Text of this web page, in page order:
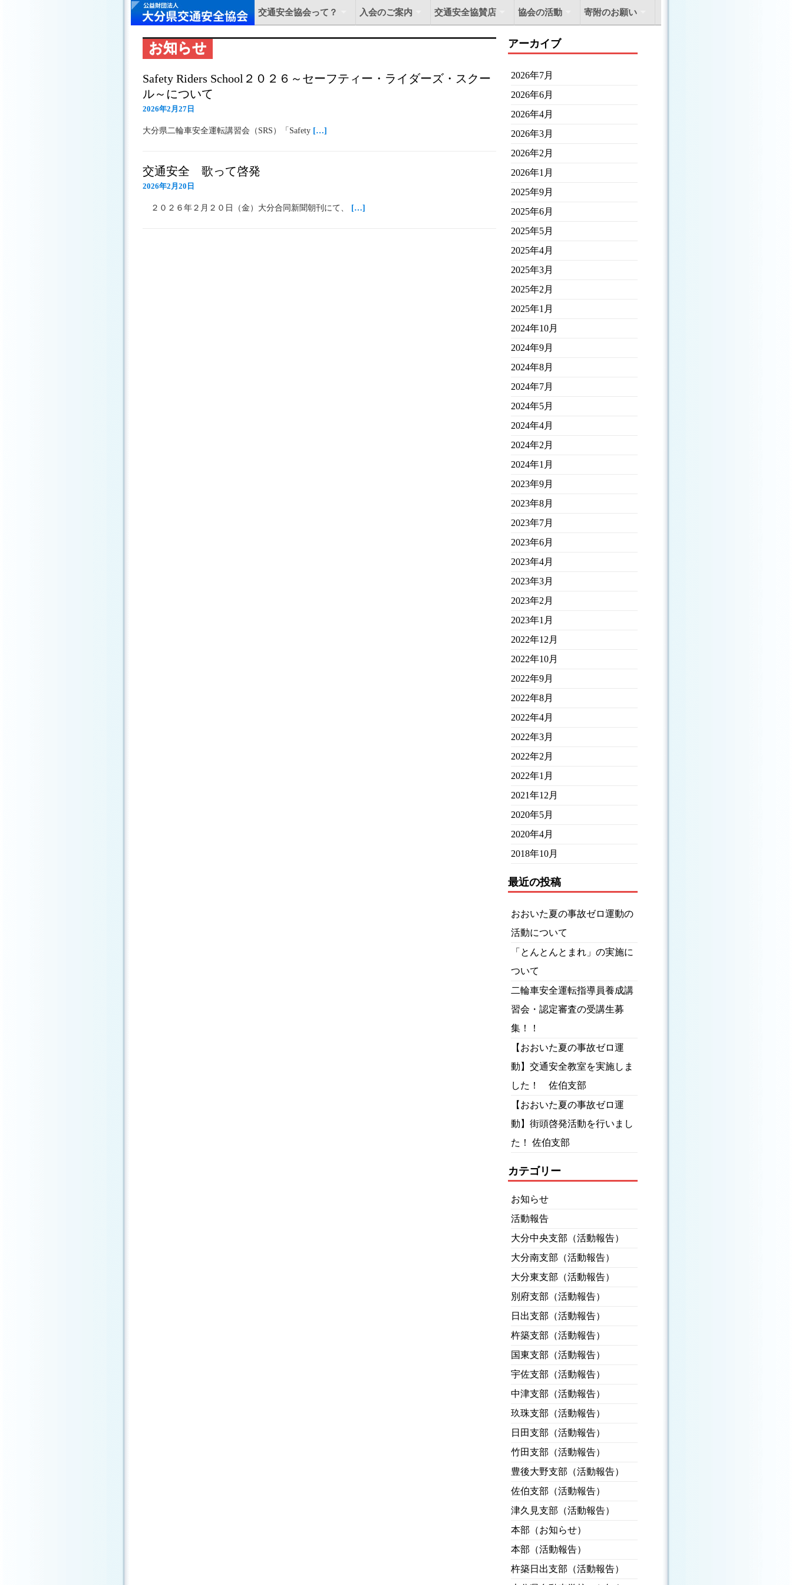
交通安全協会って？ 入会のご案内 交通安全協賛店 協会の活動 寄附のお願い
お知らせ
Safety Riders School２０２６～セーフティー・ライダーズ・スクー
ル～について
2026年2月27日
大分県二輪車安全運転講習会（SRS）「Safety […]
交通安全 歌って啓発
2026年2月20日
２０２６年２月２０日（金）大分合同新聞朝刊にて、 […]
アーカイブ
2026年7月
2026年6月
2026年4月
2026年3月
2026年2月
2026年1月
2025年9月
2025年6月
2025年5月
2025年4月
2025年3月
2025年2月
2025年1月
2024年10月
2024年9月
2024年8月
2024年7月
2024年5月
2024年4月
2024年2月
2024年1月
2023年9月
2023年8月
2023年7月
2023年6月
2023年4月
2023年3月
2023年2月
2023年1月
2022年12月
2022年10月
2022年9月
2022年8月
2022年4月
2022年3月
2022年2月
2022年1月
2021年12月
2020年5月
2020年4月
2018年10月
最近の投稿
おおいた夏の事故ゼロ運動の
活動について
「とんとんとまれ」の実施に
ついて
二輪車安全運転指導員養成講
習会・認定審査の受講生募
集！！
【おおいた夏の事故ゼロ運
動】交通安全教室を実施しま
した！ 佐伯支部
【おおいた夏の事故ゼロ運
動】街頭啓発活動を行いまし
た！ 佐伯支部
カテゴリー
お知らせ
活動報告
大分中央支部（活動報告）
大分南支部（活動報告）
大分東支部（活動報告）
別府支部（活動報告）
日出支部（活動報告）
杵築支部（活動報告）
国東支部（活動報告）
宇佐支部（活動報告）
中津支部（活動報告）
玖珠支部（活動報告）
日田支部（活動報告）
竹田支部（活動報告）
豊後大野支部（活動報告）
佐伯支部（活動報告）
津久見支部（活動報告）
本部（お知らせ）
本部（活動報告）
杵築日出支部（活動報告）